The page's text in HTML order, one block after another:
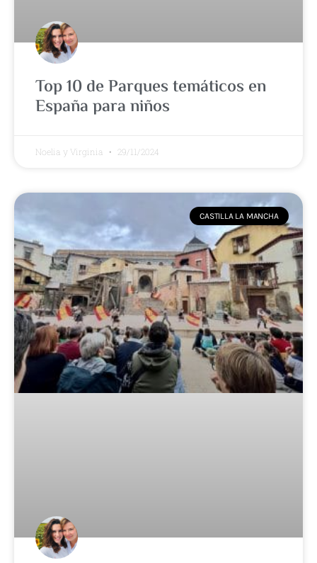
Top 10 de Parques temáticos en
España para niños
Noelia y Virginia 29/11/2024
CASTILLA LA MANCHA